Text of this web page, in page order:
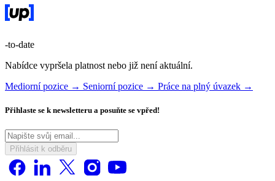
-to-date
Nabídce vypršela platnost nebo již není aktuální.
Mediorní pozice → Seniorní pozice → Práce na plný úvazek →
Přihlaste se k newsletteru a posuňte se vpřed!
Přihlásit k odběru